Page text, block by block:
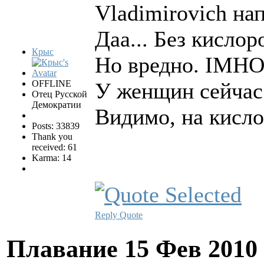
Крыс
OFFLINE
Отец Русской
Демократии
Posts: 33839
Thank you
received: 61
Karma: 14
Vladimirovich
Даа... Без
Но вредно. IMHO
У женщин
Видимо, на
Reply Quote
Плавание 15 Фев